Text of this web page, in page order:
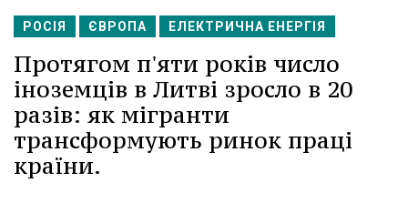
РОСІЯ ЄВРОПА ЕЛЕКТРИЧНА ЕНЕРГІЯ
Протягом п'яти років число
іноземців в Литві зросло в 20
разів: як мігранти
трансформують ринок праці
країни.